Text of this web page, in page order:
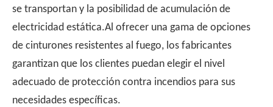
se transportan y la posibilidad de acumulación de
electricidad estática.Al ofrecer una gama de opciones
de cinturones resistentes al fuego, los fabricantes
garantizan que los clientes puedan elegir el nivel
adecuado de protección contra incendios para sus
necesidades específicas.